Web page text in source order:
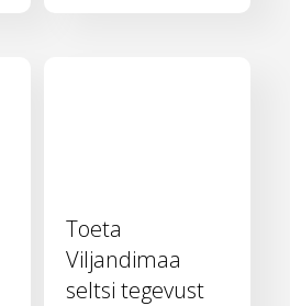
Toeta
Viljandimaa
seltsi tegevust